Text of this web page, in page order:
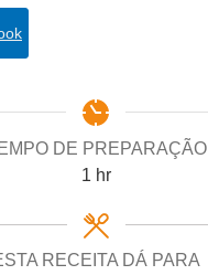
DE PREPARAÇÃO
1 hour
hr
RECEITA DÁ PARA